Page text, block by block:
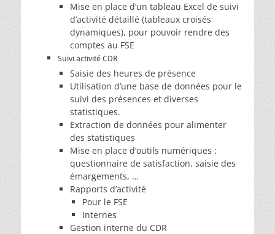
Mise en place d’un tableau Excel de suivi
d’activité détaillé (tableaux croisés
dynamiques), pour pouvoir rendre des
comptes au FSE
Suivi activité CDR
Saisie des heures de présence
Utilisation d’une base de données pour le
suivi des présences et diverses
statistiques.
Extraction de données pour alimenter
des statistiques
Mise en place d’outils numériques :
questionnaire de satisfaction, saisie des
émargements, …
Rapports d’activité
Pour le FSE
Internes
Gestion interne du CDR